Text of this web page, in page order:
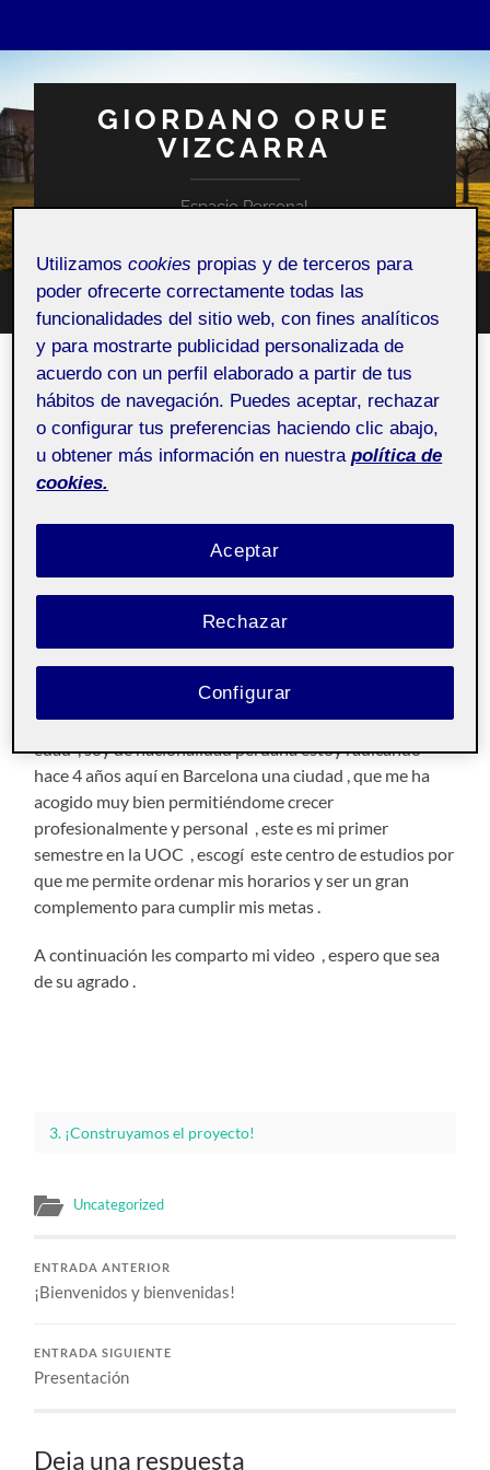
GIORDANO ORUE
VIZCARRA
Espacio Personal
Alternar
menú
móvil
el
Video de Presentacion
21 NOVIEMBRE, 2022 / SIN COMENTARIOS
Iniciación a las
Compañeros.
Me llamo Giordano Orue Vizcarra , tengo 34 años de
edad , soy de nacionalidad peruana estoy radicando
hace 4 años aquí en Barcelona una ciudad , que me ha
acogido muy bien permitiéndome crecer
profesionalmente y personal , este es mi primer
semestre en la UOC , escogí este centro de estudios por
que me permite ordenar mis horarios y ser un gran
complemento para cumplir mis metas .
A continuación les comparto mi video , espero que sea
de su agrado .
3. ¡Construyamos el proyecto!
Uncategorized
ENTRADA ANTERIOR
¡Bienvenidos y bienvenidas!
ENTRADA SIGUIENTE
Presentación
Deja una respuesta
Utilizamoscookies propias y de terceros para
poder ofrecerte correctamente todas las
funcionalidades del sitio web, con fines analíticos
y para mostrarte publicidad personalizada de
acuerdo con un perfil elaborado a partir de tus
hábitos de navegación. Puedes aceptar, rechazar
o configurar tus preferencias haciendo clic abajo,
u obtener más información en nuestra política de
cookies.
Rechazar
Aceptar
Configurar